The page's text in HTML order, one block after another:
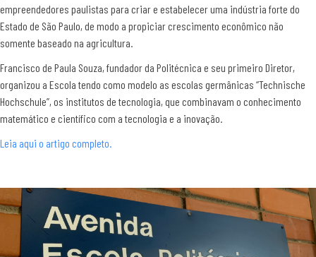
empreendedores paulistas para criar e estabelecer uma indústria forte do
Estado de São Paulo, de modo a propiciar crescimento econômico não
somente baseado na agricultura.
Francisco de Paula Souza, fundador da Politécnica e seu primeiro Diretor,
organizou a Escola tendo como modelo as escolas germânicas “Technische
Hochschule”, os institutos de tecnologia, que combinavam o conhecimento
matemático e científico com a tecnologia e a inovação.
Leia aqui o artigo completo.